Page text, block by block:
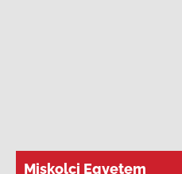
Miskolci Egyetem